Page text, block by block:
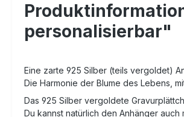
personalisierbar"
Eine zarte 925 Silber (teils vergoldet)
Die Harmonie der Blume des Lebens,
Das 925 Silber vergoldete
Du kannst natürlich den Anhänger